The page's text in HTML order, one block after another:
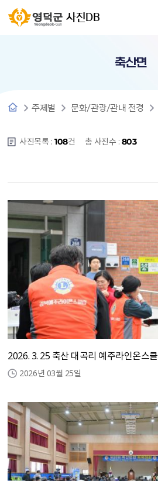
사진DB
축산면
주제별 문화/관광/관내 전경
사진목록 :108건 총 사진수 : 803
2026. 3. 25 축산 대곡리 예주라인온스
2026년 03월 25일